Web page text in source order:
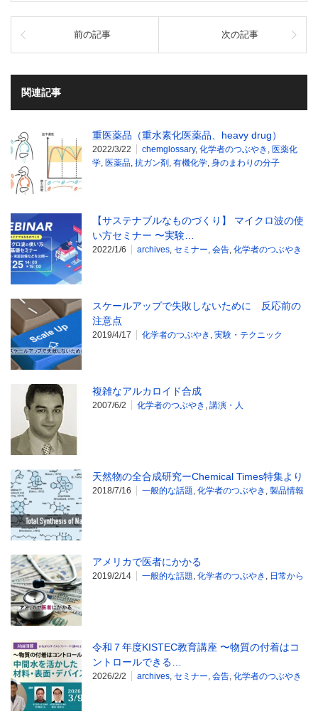
前の記事 次の記事
関連記事
重医薬品（重水素化医薬品、heavy drug）
2022/3/22 chemglossary, 化学者のつぶやき , 医薬化
学, 医薬品, 抗ガン剤 , 有機化学, 身のまわりの分子
【サステナブルなものづくり】 マイクロ波の使
い方セミナー 〜実験…
2022/1/6 archives, セミナー, 会告, 化学者のつぶやき
スケールアップで失敗しないために 反応前の
注意点
2019/4/17 化学者のつぶやき , 実験・テクニック
複雑なアルカロイド合成
2007/6/2 化学者のつぶやき , 講演・人
天然物の全合成研究ーChemical Times特集より
2018/7/16 一般的な話題, 化学者のつぶやき , 製品情報
アメリカで医者にかかる
2019/2/14 一般的な話題, 化学者のつぶやき , 日常から
令和７年度KISTEC教育講座 〜物質の付着はコ
ントロールできる…
2026/2/2 archives, セミナー, 会告, 化学者のつぶやき